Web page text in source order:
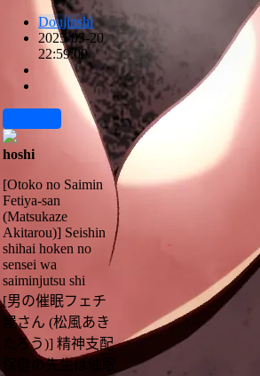
Doujinshi
2025-03-20
22:59:00
hoshi
[Otoko no Saimin
Fetiya-san
(Matsukaze
Akitarou)] Seishin
shihai hoken no
sensei wa
saiminjutsu shi
[男の催眠フェチ
屋さん (松風あき
たろう)] 精神支配
保健の先生は催眠